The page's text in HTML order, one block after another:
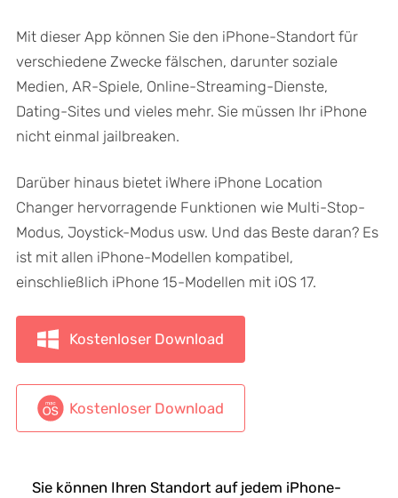
Mit dieser App können Sie den iPhone-Standort für
verschiedene Zwecke fälschen, darunter soziale
Medien, AR-Spiele, Online-Streaming-Dienste,
Dating-Sites und vieles mehr. Sie müssen Ihr iPhone
nicht einmal jailbreaken.
Darüber hinaus bietet iWhere iPhone Location
Changer hervorragende Funktionen wie Multi-Stop-
Modus, Joystick-Modus usw. Und das Beste daran? Es
ist mit allen iPhone-Modellen kompatibel,
einschließlich iPhone 15-Modellen mit iOS 17.
Kostenloser Download
Kostenloser Download
Sie können Ihren Standort auf jedem iPhone-